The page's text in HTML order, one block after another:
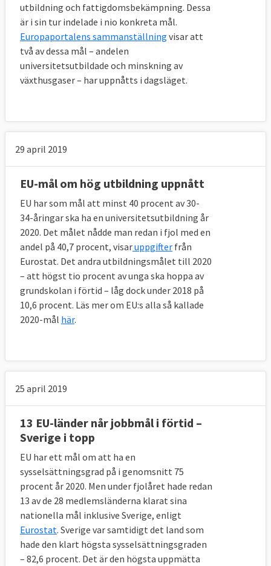
utbildning och fattigdomsbekämpning. Dessa
är i sin tur indelade i nio konkreta mål.
Europaportalens sammanställning visar att
två av dessa mål – andelen
universitetsutbildade och minskning av
växthusgaser – har uppnåtts i dagsläget.
29 april 2019
EU-mål om hög utbildning uppnått
EU har som mål att minst 40 procent av 30-
34-åringar ska ha en universitetsutbildning år
2020. Det målet nådde man redan i fjol med en
andel på 40,7 procent, visaruppgifter från
Eurostat. Det andra utbildningsmålet till 2020
– att högst tio procent av unga ska hoppa av
grundskolan i förtid – låg dock under 2018 på
10,6 procent. Läs mer om EU:s alla så kallade
2020-mål här.
25 april 2019
13 EU-länder når jobbmål i förtid –
Sverige i topp
EU har ett mål om att ha en
sysselsättningsgrad på i genomsnitt 75
procent år 2020. Men under fjolåret hade redan
13 av de 28 medlemsländerna klarat sina
nationella mål inklusive Sverige, enligt
Eurostat. Sverige var samtidigt det land som
hade den klart högsta sysselsättningsgraden
– 82,6 procent. Det är den högsta uppmätta